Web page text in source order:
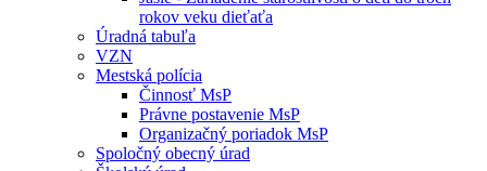
rokov veku dieťaťa
Úradná tabuľa
VZN
Mestská polícia
Činnosť MsP
Právne postavenie MsP
Organizačný poriadok MsP
Spoločný obecný úrad